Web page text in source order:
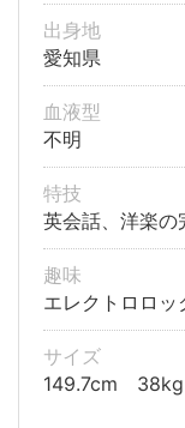
出身地
愛知県
血液型
不明
特技
英会話、洋楽の
趣味
エレクトロロッ
サイズ
149.7cm 38kg